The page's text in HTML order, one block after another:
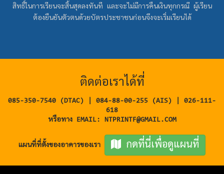
สิทธิ์ในการเรียนจะสิ้นสุดลงทันที และจะไม่มีการคืนเงินทุกกรณี ผู้เรียน
ต้องยืนยันตัวตนด้วยบัตรประชาชนก่อนจึงจะเริ่มเรียนได้
ติดต่อเราได้ที่
085-350-7540 (DTAC) | 084-88-00-255 (AIS) | 026-111-
618
หรือทาง EMAIL: NTPRINTF@GMAIL.COM
แผนที่ที่ตั้งของอาคารของเรา กดที่นี่เพื่อดูแผนที่